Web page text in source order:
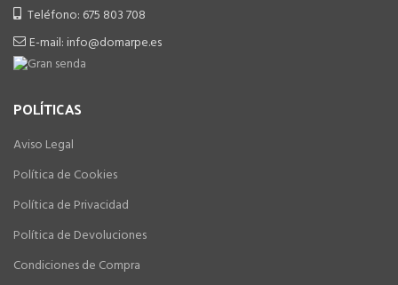
Teléfono: 675 803 708
E-mail: info@domarpe.es
POLÍTICAS
Aviso Legal
Política de Cookies
Política de Privacidad
Política de Devoluciones
Condiciones de Compra